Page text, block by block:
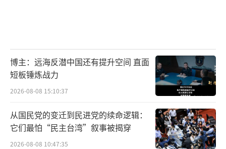
博主：远海反潜中国还有提升空间 直面
短板锤炼战力
2026-08-08 15:10:37
从国民党的变迁到民进党的续命逻辑：
它们最怕“民主台湾”叙事被揭穿
2026-08-08 10:47:35